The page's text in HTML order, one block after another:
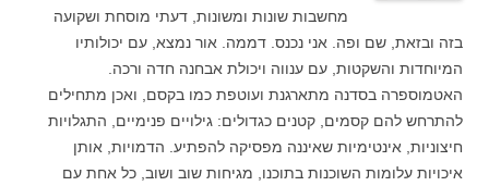
מחשבות שונות ומשונות, דעתי מוסחת ושקועה
בזה ובזאת, שם ופה. אני נכנס. דממה. אור נמצא, עם יכולותיו
המיוחדות והשקטות, עם ענווה ויכולת אבחנה חדה ורכה.
האטמוספרה בסדנה מתארגנת ועוטפת כמו בקסם, ואכן מתחילים
להתרחש להם קסמים, קטנים כגדולים: גילויים פנימיים, התגלויות
חיצוניות, אינטימיות שאיננה מפסיקה להפתיע. הדמויות, אותן
איכויות עלומות השוכנות בתוכנו, מגיחות שוב ושוב, כל אחת עם